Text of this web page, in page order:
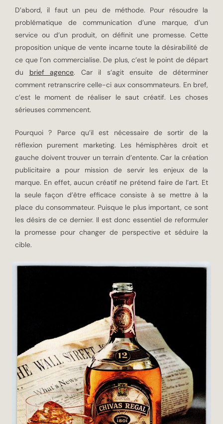
D’abord, il faut un peu de méthode. Pour résoudre la
problématique de communication d’une marque, d’un
service ou d’un produit, on définit une promesse. Cette
proposition unique de vente incarne toute la désirabilité de
ce que l’on commercialise. De plus, c’est le point de départ
du brief agence. Car il s’agit ensuite de déterminer
comment retranscrire celle-ci aux consommateurs. En bref,
c’est le moment de réaliser le saut créatif. Les choses
sérieuses commencent.
Pourquoi ? Parce qu’il est nécessaire de sortir de la
réflexion purement marketing. Les hémisphères droit et
gauche doivent trouver un terrain d’entente. Car la création
publicitaire a pour mission de servir les enjeux de la
marque. En effet, aucun créatif ne prétend faire de l’art. Et
la seule façon d’être efficace consiste à se mettre à la
place du consommateur. Puisque le plus important, ce sont
les désirs de ce dernier. Il est donc essentiel de reformuler
la promesse pour changer de perspective et séduire la
cible.